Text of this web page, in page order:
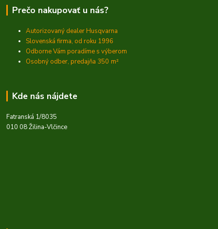
Prečo nakupovať u nás?
Autorizovaný dealer Husqvarna
Slovenská firma, od roku 1996
Odborne Vám poradíme s výberom
Osobný odber, predajňa 350 m²
Kde nás nájdete
Fatranská 1/8035
010 08 Žilina-Vlčince